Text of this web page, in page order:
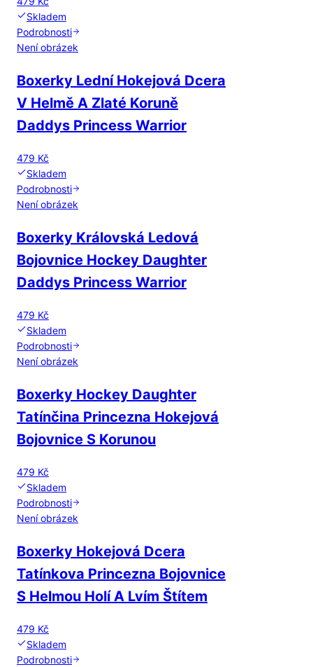
Skladem
Podrobnosti
Není obrázek
Boxerky Lední Hokejová Dcera
V Helmě A Zlaté Koruně
Daddys Princess Warrior
479 Kč
Skladem
Podrobnosti
Není obrázek
Boxerky Královská Ledová
Bojovnice Hockey Daughter
Daddys Princess Warrior
479 Kč
Skladem
Podrobnosti
Není obrázek
Boxerky Hockey Daughter
Tatínčina Princezna Hokejová
Bojovnice S Korunou
479 Kč
Skladem
Podrobnosti
Není obrázek
Boxerky Hokejová Dcera
Tatínkova Princezna Bojovnice
S Helmou Holí A Lvím Štítem
479 Kč
Skladem
Podrobnosti